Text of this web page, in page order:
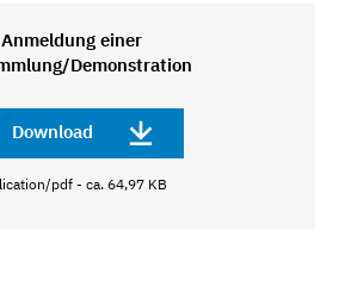
Anmeldung einer
Demonstration
Download
pdf - ca. 64,97 KB